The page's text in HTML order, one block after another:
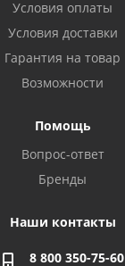
Условия оплаты
Условия доставки
Гарантия на товар
Возможности
Помощь
Вопрос-ответ
Бренды
Наши контакты
8 800 350-75-60